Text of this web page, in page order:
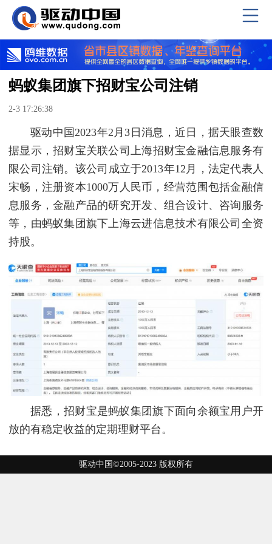
蚂蚁集团旗下招财宝公司注销
2-3 17:26:38
驱动中国2023年2月3日消息，近日，据天眼查数
据显示，招财宝关联公司上海招财宝金融信息服务有
限公司注销。该公司成立于2013年12月，法定代表人
宋畅，注册资本1000万人民币，经营范围包括金融信
息服务，金融产品的研究开发、组合设计、咨询服务
等，由蚂蚁集团旗下上海云进信息技术有限公司全资
持股。
据悉，招财宝是蚂蚁集团旗下面向余额宝用户开
放的有稳定收益的定期理财平台。
驱动中国©2005-2023 版权所有